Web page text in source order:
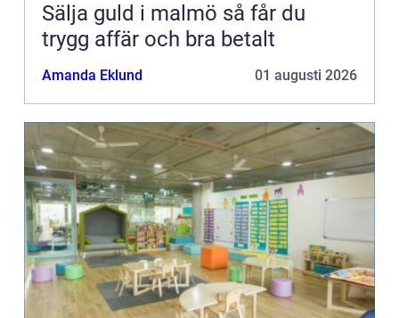
Sälja guld i malmö så får du
trygg affär och bra betalt
Amanda Eklund 01 augusti 2026